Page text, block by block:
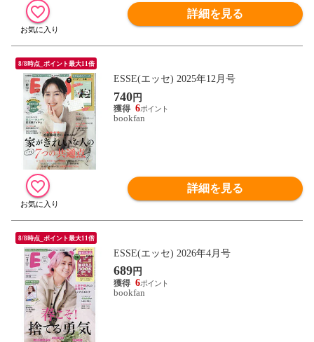
詳細を見る
8/8時点_ポイント最大11倍
ESSE(エッセ) 2025年12月号
740円
6
bookfan
詳細を見る
8/8時点_ポイント最大11倍
ESSE(エッセ) 2026年4月号
689円
6
bookfan